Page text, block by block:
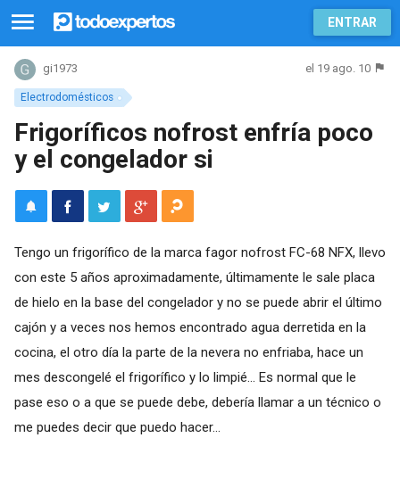
ENTRAR
Electrodomésticos
gi1973 el 19 ago. 10
Frigoríficos nofrost enfría poco
y el congelador si
Tengo un frigorífico de la marca fagor nofrost FC-68 NFX, llevo
con este 5 años aproximadamente, últimamente le sale placa
de hielo en la base del congelador y no se puede abrir el último
cajón y a veces nos hemos encontrado agua derretida en la
cocina, el otro día la parte de la nevera no enfriaba, hace un
mes descongelé el frigorífico y lo limpié... Es normal que le
pase eso o a que se puede debe, debería llamar a un técnico o
me puedes decir que puedo hacer...